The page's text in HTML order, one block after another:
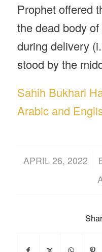
Prophet offered
the dead body
during delivery
stood by the
Sahih Bukhari
Arabic and
APRIL 26, 2022
/